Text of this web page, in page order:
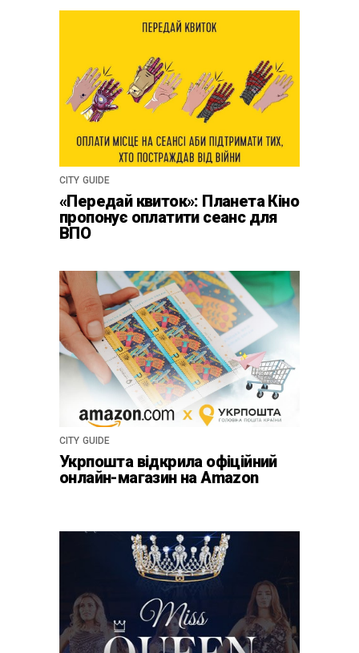
CITY GUIDE
«Передай квиток»: Планета Кіно
пропонує оплатити сеанс для
ВПО
CITY GUIDE
Укрпошта відкрила офіційний
онлайн-магазин на Amazon